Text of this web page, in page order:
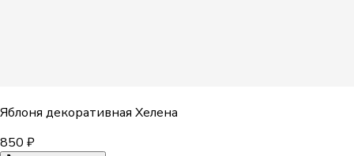
Яблоня декоративная Хелена
850 ₽